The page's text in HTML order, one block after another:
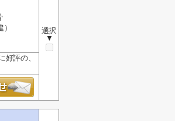
選択
▼
評の、